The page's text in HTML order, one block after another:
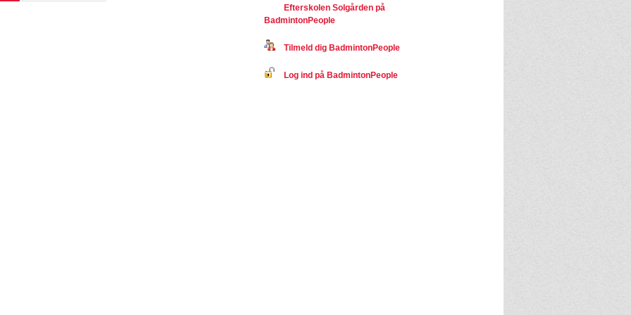
Efterskolen Solgården på
BadmintonPeople
Tilmeld dig BadmintonPeople
Log ind på BadmintonPeople